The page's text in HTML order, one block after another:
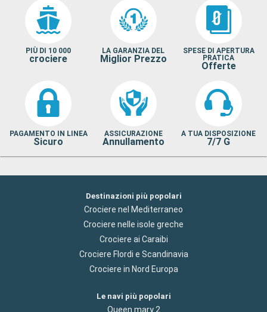
PIÙ DI 10 000
crociere
LA GARANZIA DEL
Miglior Prezzo
SPESE DI APERTURA
PRATICA
Offerte
PAGAMENTO IN LINEA
Sicuro
ASSICURAZIONE
Annullamento
A TUA DISPOSIZIONE
7/7 G
Destinazioni più popolari
Crociere nel Mediterraneo
Crociere nelle isole greche
Crociere ai Caraibi
Crociere Flordi e Scandinavia
Crociere in Nord Europa
Le navi più popolari
Queen mary 2